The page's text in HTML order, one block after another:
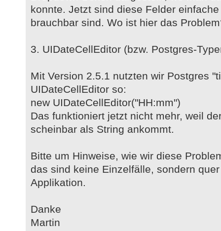
konnte. Jetzt sind diese Felder
brauchbar sind. Wo ist hier das
3. UIDateCellEditor (bzw. Postgres-
Mit Version 2.5.1 nutzten wir Postgres
UIDateCellEditor so:
new UIDateCellEditor("HH:mm")
Das funktioniert jetzt nicht mehr, weil
scheinbar als String ankommt.
Bitte um Hinweise, wie wir diese
das sind keine Einzelfälle, sondern
Applikation.
Danke
Martin